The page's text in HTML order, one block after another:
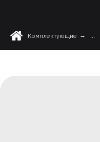
Комплектующие → ...